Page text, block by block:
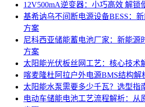
12V500mA逆变器：小巧高效 解锁
基希讷乌不间断电源设备BESS：
方案
尼科西亚储能蓄电池厂家：新能源
方案
太阳能光伏板丝网工艺：核心技术
喀麦隆杜阿拉户外电源BMS结构解
太阳能水泵需要多少千瓦？选型指
电动车储能电池工艺流程解析：从